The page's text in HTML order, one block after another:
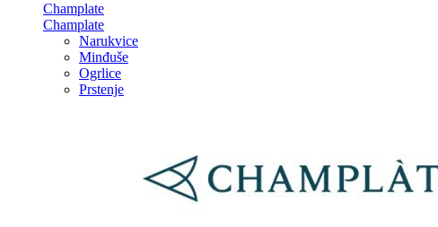
Champlate
Champlate
Narukvice
Minđuše
Ogrlice
Prstenje